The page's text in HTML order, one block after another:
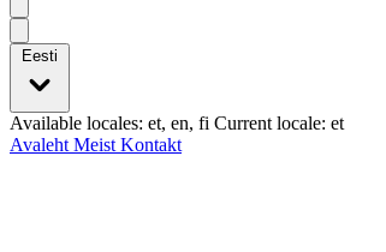
Eesti
Available locales: et, en, fi Current locale: et
Avaleht Meist Kontakt